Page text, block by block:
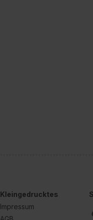
Kleingedrucktes
Impressum